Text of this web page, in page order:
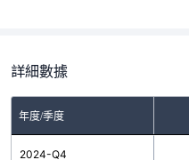
詳細數據
年度/季度
2024-Q4